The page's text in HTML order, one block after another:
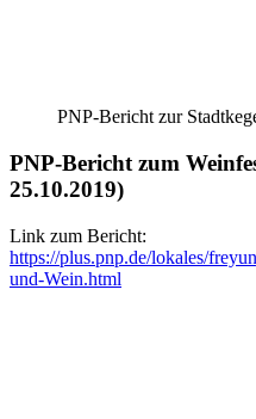
PNP-Bericht zur
PNP-Bericht zum
25.10.2019)
Link zum Bericht:
https://plus.pnp.de/lokales/
und-Wein.html